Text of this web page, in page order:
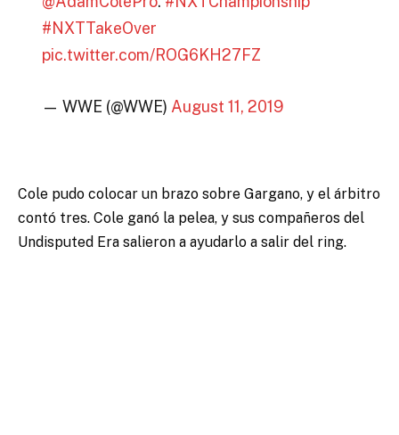
#NXTTakeOver
pic.twitter.com/ROG6KH27FZ
— WWE (@WWE) August 11, 2019
Cole pudo colocar un brazo sobre Gargano, y el árbitro
contó tres. Cole ganó la pelea, y sus compañeros del
Undisputed Era salieron a ayudarlo a salir del ring.